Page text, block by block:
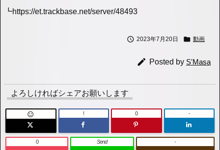
┗https://et.trackbase.net/server/48493
 2023年7月20日  動画
 Posted by S'Masa
よろしければシェアお願いします
 ! 0 -
0 Send -